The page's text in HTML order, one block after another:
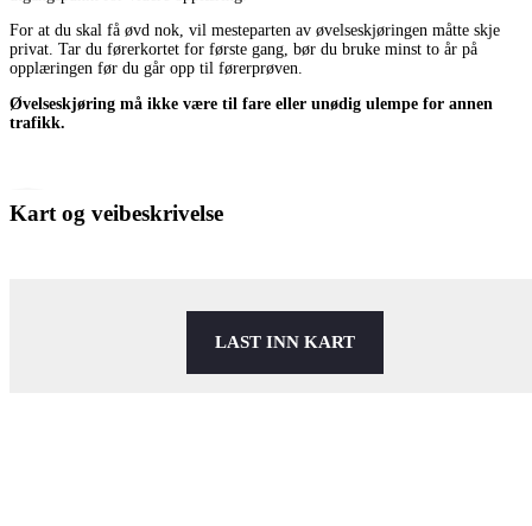
For at du skal få øvd nok, vil mesteparten av øvelseskjøringen måtte skje
privat. Tar du førerkortet for første gang, bør du bruke minst to år på
opplæringen før du går opp til førerprøven.
Øvelseskjøring må ikke være til fare eller unødig ulempe for annen
trafikk.
Kart og veibeskrivelse
LAST INN KART